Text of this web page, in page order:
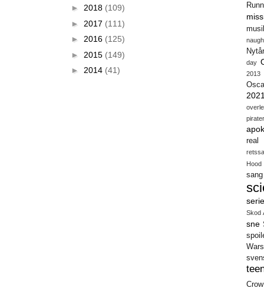
► 2018 (109)
► 2017 (111)
► 2016 (125)
► 2015 (149)
► 2014 (41)
Nytår
day
2013
pirater
real
Hood
Skod
sne
Wars
Crow